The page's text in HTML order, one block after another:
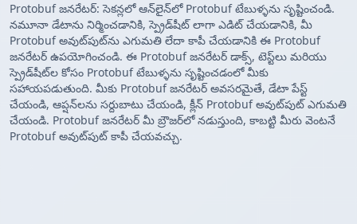
Protobuf జనరేటర్: సెకన్లలో ఆన్‌లైన్‌లో Protobuf టేబుళ్ళను సృష్టించండి.
నమూనా డేటాను నిర్మించడానికి, స్ప్రెడ్‌షీట్ లాగా ఎడిట్ చేయడానికి, మీ
Protobuf అవుట్‌పుట్‌ను ఎగుమతి లేదా కాపీ చేయడానికి ఈ Protobuf
జనరేటర్ ఉపయోగించండి. ఈ Protobuf జనరేటర్ డాక్స్, టెస్ట్‌లు మరియు
స్ప్రెడ్‌షీట్‌ల కోసం Protobuf టేబుళ్ళను సృష్టించడంలో మీకు
సహాయపడుతుంది. మీకు Protobuf జనరేటర్ అవసరమైతే, డేటా పేస్ట్
చేయండి, ఆప్షన్‌లను సర్దుబాటు చేయండి, క్లీన్ Protobuf అవుట్‌పుట్ ఎగుమతి
చేయండి. Protobuf జనరేటర్ మీ బ్రౌజర్‌లో నడుస్తుంది, కాబట్టి మీరు వెంటనే
Protobuf అవుట్‌పుట్ కాపీ చేయవచ్చు.